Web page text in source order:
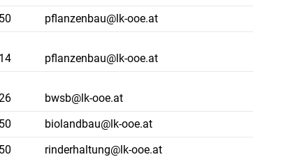
pflanzenbau@lk-ooe.at
pflanzenbau@lk-ooe.at
bwsb@lk-ooe.at
biolandbau@lk-ooe.at
rinderhaltung@lk-ooe.at